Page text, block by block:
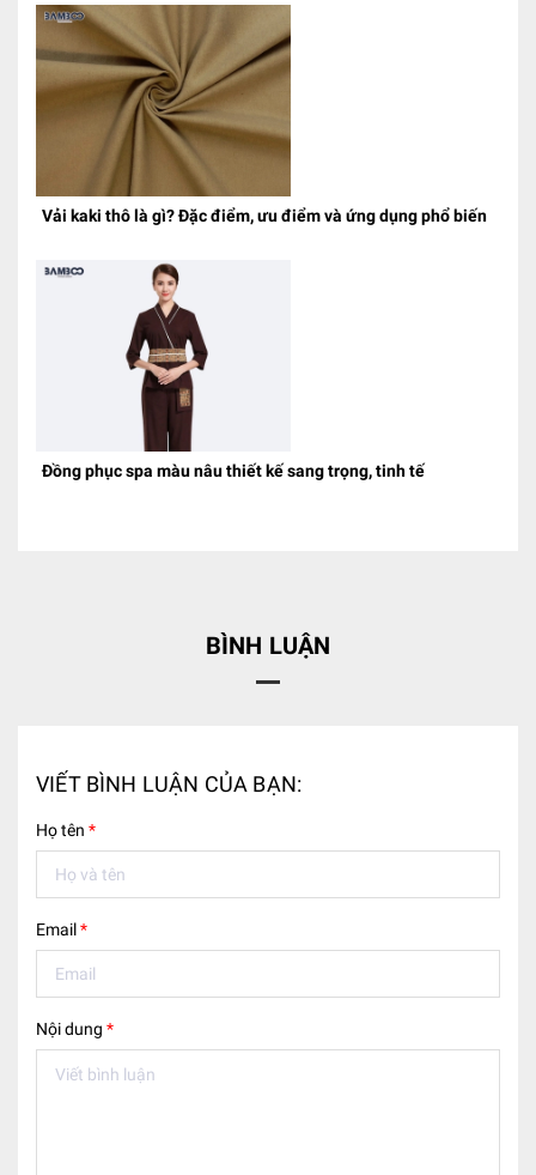
Vải kaki thô là gì? Đặc điểm, ưu điểm và ứng dụng phổ biến
Đồng phục spa màu nâu thiết kế sang trọng, tinh tế
BÌNH LUẬN
VIẾT BÌNH LUẬN CỦA BẠN:
Họ tên *
Email*
Nội dung *